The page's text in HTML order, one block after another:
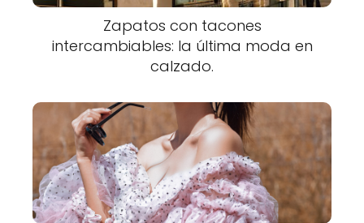
Zapatos con tacones
intercambiables: la última moda en
calzado.